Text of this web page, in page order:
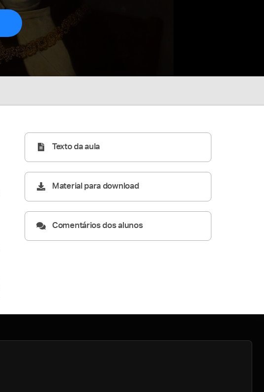
Texto da aula
Material para download
Comentários dos alunos